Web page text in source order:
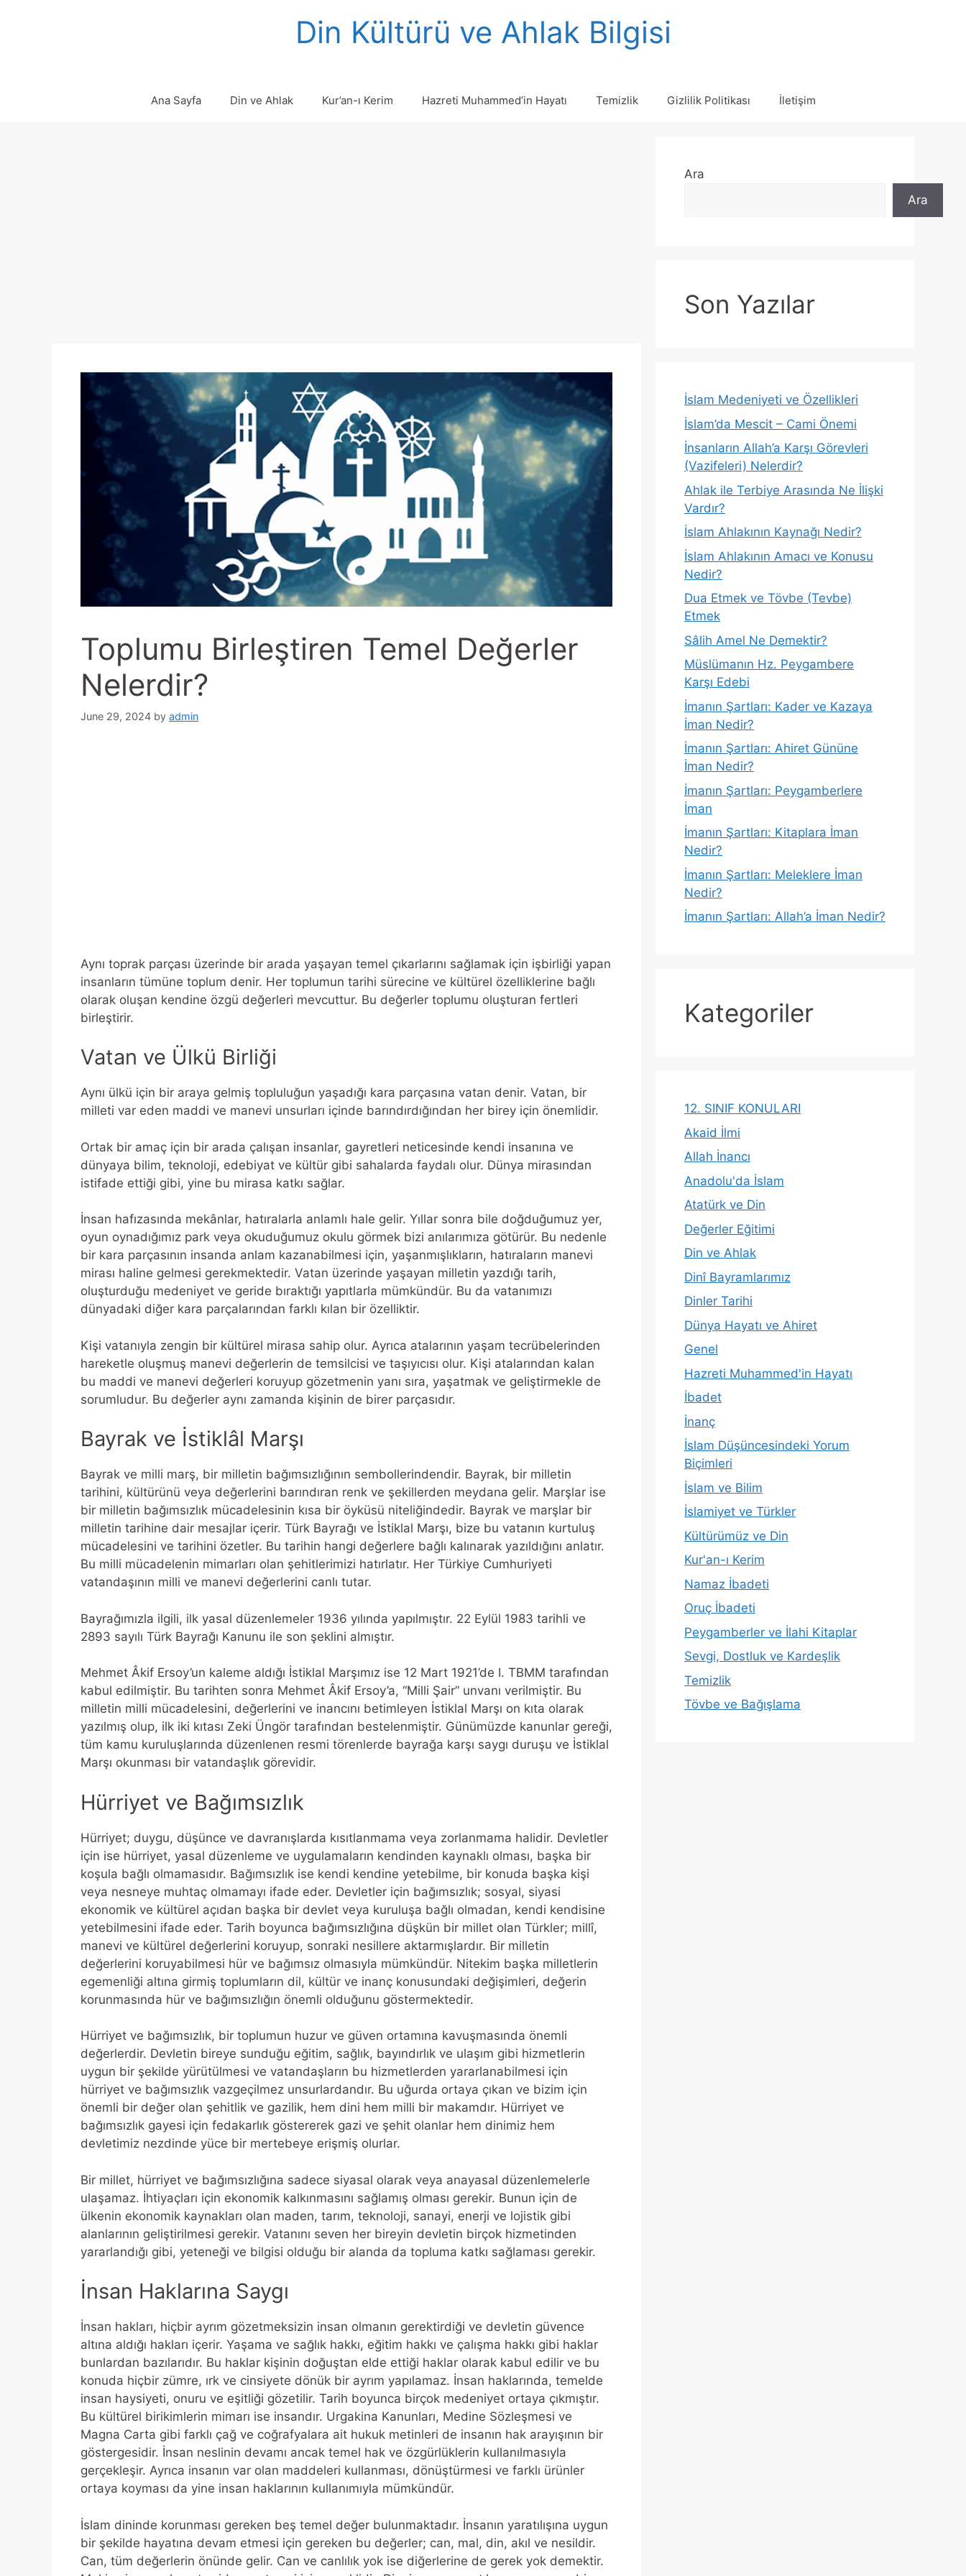
Din Kültürü ve Ahlak Bilgisi
Ana Sayfa Din ve Ahlak Kur’an-ı Kerim Hazreti Muhammed’in Hayatı Temizlik Gizlilik Politikası İletişim
Toplumu Birleştiren Temel Değerler
Nelerdir?
June 29, 2024 by admin
Aynı toprak parçası üzerinde bir arada yaşayan temel çıkarlarını sağlamak için işbirliği yapan
insanların tümüne toplum denir. Her toplumun tarihi sürecine ve kültürel özelliklerine bağlı
olarak oluşan kendine özgü değerleri mevcuttur. Bu değerler toplumu oluşturan fertleri
birleştirir.
Vatan ve Ülkü Birliği
Aynı ülkü için bir araya gelmiş topluluğun yaşadığı kara parçasına vatan denir. Vatan, bir
milleti var eden maddi ve manevi unsurları içinde barındırdığından her birey için önemlidir.
Ortak bir amaç için bir arada çalışan insanlar, gayretleri neticesinde kendi insanına ve
dünyaya bilim, teknoloji, edebiyat ve kültür gibi sahalarda faydalı olur. Dünya mirasından
istifade ettiği gibi, yine bu mirasa katkı sağlar.
İnsan hafızasında mekânlar, hatıralarla anlamlı hale gelir. Yıllar sonra bile doğduğumuz yer,
oyun oynadığımız park veya okuduğumuz okulu görmek bizi anılarımıza götürür. Bu nedenle
bir kara parçasının insanda anlam kazanabilmesi için, yaşanmışlıkların, hatıraların manevi
mirası haline gelmesi gerekmektedir. Vatan üzerinde yaşayan milletin yazdığı tarih,
oluşturduğu medeniyet ve geride bıraktığı yapıtlarla mümkündür. Bu da vatanımızı
dünyadaki diğer kara parçalarından farklı kılan bir özelliktir.
Kişi vatanıyla zengin bir kültürel mirasa sahip olur. Ayrıca atalarının yaşam tecrübelerinden
hareketle oluşmuş manevi değerlerin de temsilcisi ve taşıyıcısı olur. Kişi atalarından kalan
bu maddi ve manevi değerleri koruyup gözetmenin yanı sıra, yaşatmak ve geliştirmekle de
sorumludur. Bu değerler aynı zamanda kişinin de birer parçasıdır.
Bayrak ve İstiklâl Marşı
Bayrak ve milli marş, bir milletin bağımsızlığının sembollerindendir. Bayrak, bir milletin
tarihini, kültürünü veya değerlerini barındıran renk ve şekillerden meydana gelir. Marşlar ise
bir milletin bağımsızlık mücadelesinin kısa bir öyküsü niteliğindedir. Bayrak ve marşlar bir
milletin tarihine dair mesajlar içerir. Türk Bayrağı ve İstiklal Marşı, bize bu vatanın kurtuluş
mücadelesini ve tarihini özetler. Bu tarihin hangi değerlere bağlı kalınarak yazıldığını anlatır.
Bu milli mücadelenin mimarları olan şehitlerimizi hatırlatır. Her Türkiye Cumhuriyeti
vatandaşının milli ve manevi değerlerini canlı tutar.
Bayrağımızla ilgili, ilk yasal düzenlemeler 1936 yılında yapılmıştır. 22 Eylül 1983 tarihli ve
2893 sayılı Türk Bayrağı Kanunu ile son şeklini almıştır.
Mehmet Âkif Ersoy’un kaleme aldığı İstiklal Marşımız ise 12 Mart 1921’de I. TBMM tarafından
kabul edilmiştir. Bu tarihten sonra Mehmet Âkif Ersoy’a, “Milli Şair” unvanı verilmiştir. Bu
milletin milli mücadelesini, değerlerini ve inancını betimleyen İstiklal Marşı on kıta olarak
yazılmış olup, ilk iki kıtası Zeki Üngör tarafından bestelenmiştir. Günümüzde kanunlar gereği,
tüm kamu kuruluşlarında düzenlenen resmi törenlerde bayrağa karşı saygı duruşu ve İstiklal
Marşı okunması bir vatandaşlık görevidir.
Hürriyet ve Bağımsızlık
Hürriyet; duygu, düşünce ve davranışlarda kısıtlanmama veya zorlanmama halidir. Devletler
için ise hürriyet, yasal düzenleme ve uygulamaların kendinden kaynaklı olması, başka bir
koşula bağlı olmamasıdır. Bağımsızlık ise kendi kendine yetebilme, bir konuda başka kişi
veya nesneye muhtaç olmamayı ifade eder. Devletler için bağımsızlık; sosyal, siyasi
ekonomik ve kültürel açıdan başka bir devlet veya kuruluşa bağlı olmadan, kendi kendisine
yetebilmesini ifade eder. Tarih boyunca bağımsızlığına düşkün bir millet olan Türkler; millî,
manevi ve kültürel değerlerini koruyup, sonraki nesillere aktarmışlardır. Bir milletin
değerlerini koruyabilmesi hür ve bağımsız olmasıyla mümkündür. Nitekim başka milletlerin
egemenliği altına girmiş toplumların dil, kültür ve inanç konusundaki değişimleri, değerin
korunmasında hür ve bağımsızlığın önemli olduğunu göstermektedir.
Hürriyet ve bağımsızlık, bir toplumun huzur ve güven ortamına kavuşmasında önemli
değerlerdir. Devletin bireye sunduğu eğitim, sağlık, bayındırlık ve ulaşım gibi hizmetlerin
uygun bir şekilde yürütülmesi ve vatandaşların bu hizmetlerden yararlanabilmesi için
hürriyet ve bağımsızlık vazgeçilmez unsurlardandır. Bu uğurda ortaya çıkan ve bizim için
önemli bir değer olan şehitlik ve gazilik, hem dini hem milli bir makamdır. Hürriyet ve
bağımsızlık gayesi için fedakarlık göstererek gazi ve şehit olanlar hem dinimiz hem
devletimiz nezdinde yüce bir mertebeye erişmiş olurlar.
Bir millet, hürriyet ve bağımsızlığına sadece siyasal olarak veya anayasal düzenlemelerle
ulaşamaz. İhtiyaçları için ekonomik kalkınmasını sağlamış olması gerekir. Bunun için de
ülkenin ekonomik kaynakları olan maden, tarım, teknoloji, sanayi, enerji ve lojistik gibi
alanlarının geliştirilmesi gerekir. Vatanını seven her bireyin devletin birçok hizmetinden
yararlandığı gibi, yeteneği ve bilgisi olduğu bir alanda da topluma katkı sağlaması gerekir.
İnsan Haklarına Saygı
İnsan hakları, hiçbir ayrım gözetmeksizin insan olmanın gerektirdiği ve devletin güvence
altına aldığı hakları içerir. Yaşama ve sağlık hakkı, eğitim hakkı ve çalışma hakkı gibi haklar
bunlardan bazılarıdır. Bu haklar kişinin doğuştan elde ettiği haklar olarak kabul edilir ve bu
konuda hiçbir zümre, ırk ve cinsiyete dönük bir ayrım yapılamaz. İnsan haklarında, temelde
insan haysiyeti, onuru ve eşitliği gözetilir. Tarih boyunca birçok medeniyet ortaya çıkmıştır.
Bu kültürel birikimlerin mimarı ise insandır. Urgakina Kanunları, Medine Sözleşmesi ve
Magna Carta gibi farklı çağ ve coğrafyalara ait hukuk metinleri de insanın hak arayışının bir
göstergesidir. İnsan neslinin devamı ancak temel hak ve özgürlüklerin kullanılmasıyla
gerçekleşir. Ayrıca insanın var olan maddeleri kullanması, dönüştürmesi ve farklı ürünler
ortaya koyması da yine insan haklarının kullanımıyla mümkündür.
İslam dininde korunması gereken beş temel değer bulunmaktadır. İnsanın yaratılışına uygun
bir şekilde hayatına devam etmesi için gereken bu değerler; can, mal, din, akıl ve nesildir.
Can, tüm değerlerin önünde gelir. Can ve canlılık yok ise diğerlerine de gerek yok demektir.
Ara
Ara
Son Yazılar
İslam Medeniyeti ve Özellikleri
İslam’da Mescit – Cami Önemi
İnsanların Allah’a Karşı Görevleri
(Vazifeleri) Nelerdir?
Ahlak ile Terbiye Arasında Ne İlişki
Vardır?
İslam Ahlakının Kaynağı Nedir?
İslam Ahlakının Amacı ve Konusu
Nedir?
Dua Etmek ve Tövbe (Tevbe)
Etmek
Sâlih Amel Ne Demektir?
Müslümanın Hz. Peygambere
Karşı Edebi
İmanın Şartları: Kader ve Kazaya
İman Nedir?
İmanın Şartları: Ahiret Gününe
İman Nedir?
İmanın Şartları: Peygamberlere
İman
İmanın Şartları: Kitaplara İman
Nedir?
İmanın Şartları: Meleklere İman
Nedir?
İmanın Şartları: Allah’a İman Nedir?
Kategoriler
12. SINIF KONULARI
Akaid İlmi
Allah İnancı
Anadolu'da İslam
Atatürk ve Din
Değerler Eğitimi
Din ve Ahlak
Dinî Bayramlarımız
Dinler Tarihi
Dünya Hayatı ve Ahiret
Genel
Hazreti Muhammed'in Hayatı
İbadet
İnanç
İslam Düşüncesindeki Yorum
Biçimleri
İslam ve Bilim
İslamiyet ve Türkler
Kültürümüz ve Din
Kur'an-ı Kerim
Namaz İbadeti
Oruç İbadeti
Peygamberler ve İlahi Kitaplar
Sevgi, Dostluk ve Kardeşlik
Temizlik
Tövbe ve Bağışlama